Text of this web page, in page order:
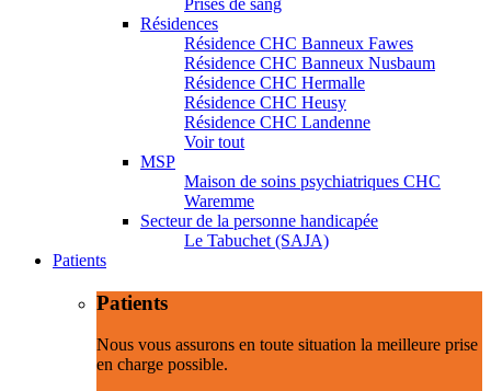
Prises de sang
Résidences
Résidence CHC Banneux Fawes
Résidence CHC Banneux Nusbaum
Résidence CHC Hermalle
Résidence CHC Heusy
Résidence CHC Landenne
Voir tout
MSP
Maison de soins psychiatriques CHC
Waremme
Secteur de la personne handicapée
Le Tabuchet (SAJA)
Patients
Patients
Nous vous assurons en toute situation la meilleure prise
en charge possible.